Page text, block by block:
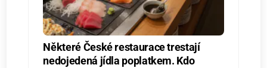
Některé České restaurace trestají
nedojedená jídla poplatkem. Kdo